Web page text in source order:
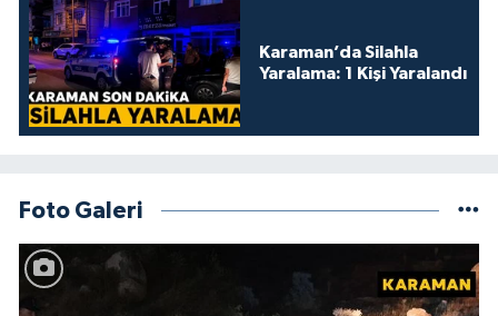
Karaman’da Silahla
Yaralama: 1 Kişi Yaralandı
Foto Galeri